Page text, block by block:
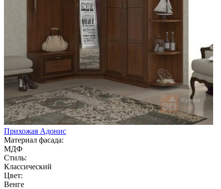
Прихожая Адонис
Материал фасада:
МДФ
Стиль:
Классический
Цвет:
Венге